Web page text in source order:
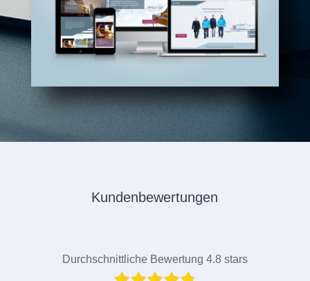
Kundenbewertungen
Durchschnittliche Bewertung 4.8 stars